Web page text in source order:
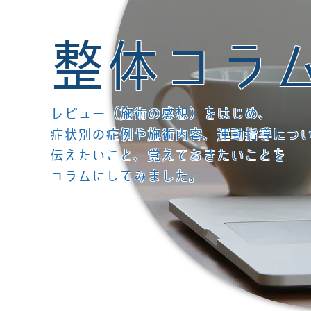
整体コラ
レビュー（施術の感想）をはじめ、
症状別の症例や施術内容、運動指導につ
伝えたいこと、覚えておきたいことを
コラムにしてみました。